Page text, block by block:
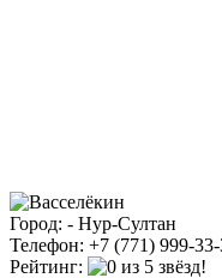
Город: - Нур-Султан
Телефон: +7 (771) 999-33-
Рейтинг: